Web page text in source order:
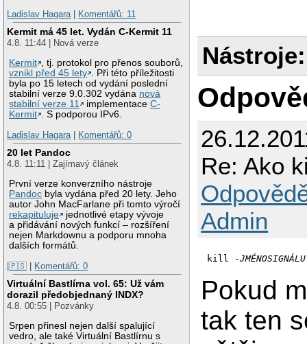
Ladislav Hagara | Komentářů: 11
Kermit má 45 let. Vydán C-Kermit 11
4.8. 11:44 | Nová verze
Kermit , tj. protokol pro přenos souborů,
vznikl před 45 lety . Při této příležitosti
byla po 15 letech od vydání poslední
stabilní verze 9.0.302 vydána nová
stabilní verze 11
implementaceC-
Kermit . S podporou IPv6.
Ladislav Hagara | Komentářů: 0
20 let Pandoc
4.8. 11:11 | Zajímavý článek
První verze konverzního nástroje
Pandoc byla vydána před 20 lety. Jeho
autor John MacFarlane při tomto výročí
rekapituluje
jednotlivé etapy vývoje
a přidávání nových funkcí – rozšíření
nejen Markdownu a podporu mnoha
dalších formátů.
|🇵🇸 | Komentářů: 0
Virtuální Bastlírna vol. 65: Už vám
dorazil předobjednaný INDX?
4.8. 00:55 | Pozvánky
Srpen přinesl nejen další spalující
vedro, ale také Virtuální Bastlírnu s
Nástroje:
Re: Ako
Admin
kill -JMÉNOSIGNÁLU
Pokud
tak ten